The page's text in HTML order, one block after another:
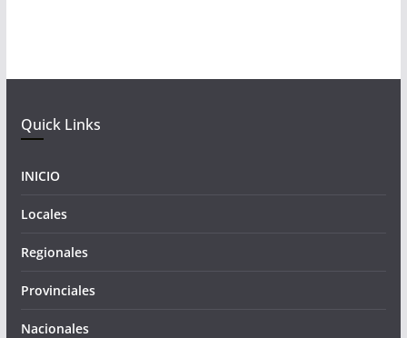
Quick Links
INICIO
Locales
Regionales
Provinciales
Nacionales